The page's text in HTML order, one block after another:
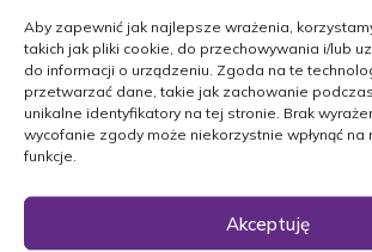
Aby zapewnić jak najlepsze wrażenia,
takich jak pliki cookie, do przechowywania i/lub
do informacji o urządzeniu. Zgoda na te
przetwarzać dane, takie jak zachowanie
unikalne identyfikatory na tej stronie. Brak
wycofanie zgody może niekorzystnie wpłynąć na
funkcje.
Akceptuję
miejsce wiecznego spoczynku.
O czym zawiadamia pogrążona w
Rodzina.